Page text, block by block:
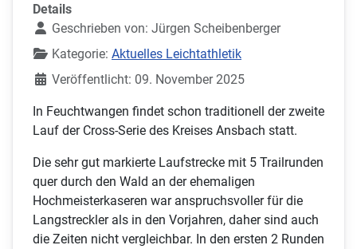
Details
Geschrieben von: Jürgen Scheibenberger
Kategorie: Aktuelles Leichtathletik
Veröffentlicht: 09. November 2025
In Feuchtwangen findet schon traditionell der zweite
Lauf der Cross-Serie des Kreises Ansbach statt.
Die sehr gut markierte Laufstrecke mit 5 Trailrunden
quer durch den Wald an der ehemaligen
Hochmeisterkaseren war anspruchsvoller für die
Langstreckler als in den Vorjahren, daher sind auch
die Zeiten nicht vergleichbar. In den ersten 2 Runden